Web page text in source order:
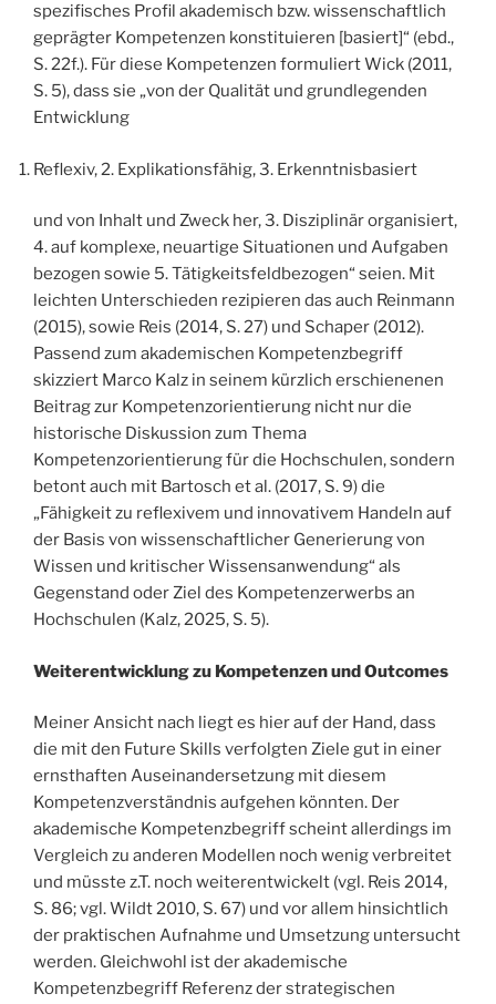
spezifisches Profil akademisch bzw. wissenschaftlich
geprägter Kompetenzen konstituieren [basiert]“ (ebd.,
S. 22f.). Für diese Kompetenzen formuliert Wick (2011,
S. 5), dass sie „von der Qualität und grundlegenden
Entwicklung
Reflexiv, 2. Explikationsfähig, 3. Erkenntnisbasiert
und von Inhalt und Zweck her, 3. Disziplinär organisiert,
4. auf komplexe, neuartige Situationen und Aufgaben
bezogen sowie 5. Tätigkeitsfeldbezogen“ seien. Mit
leichten Unterschieden rezipieren das auch Reinmann
(2015), sowie Reis (2014, S. 27) und Schaper (2012).
Passend zum akademischen Kompetenzbegriff
skizziert Marco Kalz in seinem kürzlich erschienenen
Beitrag zur Kompetenzorientierung nicht nur die
historische Diskussion zum Thema
Kompetenzorientierung für die Hochschulen, sondern
betont auch mit Bartosch et al. (2017, S. 9) die
„Fähigkeit zu reflexivem und innovativem Handeln auf
der Basis von wissenschaftlicher Generierung von
Wissen und kritischer Wissensanwendung“ als
Gegenstand oder Ziel des Kompetenzerwerbs an
Hochschulen (Kalz, 2025, S. 5).
Weiterentwicklung zu Kompetenzen und Outcomes
Meiner Ansicht nach liegt es hier auf der Hand, dass
die mit den Future Skills verfolgten Ziele gut in einer
ernsthaften Auseinandersetzung mit diesem
Kompetenzverständnis aufgehen könnten. Der
akademische Kompetenzbegriff scheint allerdings im
Vergleich zu anderen Modellen noch wenig verbreitet
und müsste z.T. noch weiterentwickelt (vgl. Reis 2014,
S. 86; vgl. Wildt 2010, S. 67) und vor allem hinsichtlich
der praktischen Aufnahme und Umsetzung untersucht
werden. Gleichwohl ist der akademische
Kompetenzbegriff Referenz der strategischen